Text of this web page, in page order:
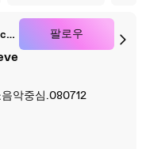
anko2010.tistory.com mp3music0u.sm.am 팔로우
악중심.080712